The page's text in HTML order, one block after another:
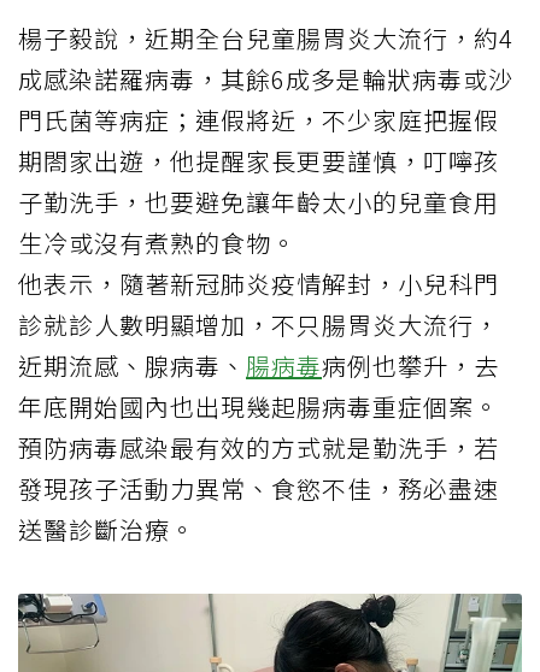
楊子毅說，近期全台兒童腸胃炎大流行，約4
成感染諾羅病毒，其餘6成多是輪狀病毒或沙
門氏菌等病症；連假將近，不少家庭把握假
期閤家出遊，他提醒家長更要謹慎，叮嚀孩
子勤洗手，也要避免讓年齡太小的兒童食用
生冷或沒有煮熟的食物。
他表示，隨著新冠肺炎疫情解封，小兒科門
診就診人數明顯增加，不只腸胃炎大流行，
近期流感、腺病毒、 腸病毒病例也攀升，去
年底開始國內也出現幾起腸病毒重症個案。
預防病毒感染最有效的方式就是勤洗手，若
發現孩子活動力異常、食慾不佳，務必盡速
送醫診斷治療。